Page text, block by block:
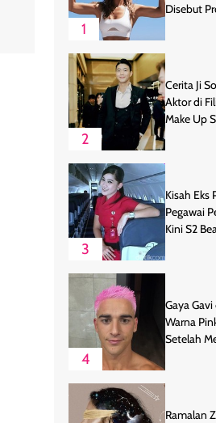
1
Disebut
2
Cerita Ji
Aktor di
Make Up
3
Kisah Eks
Pegawai
Kini S2
4
Gaya
Warna
Setelah
Ramalan